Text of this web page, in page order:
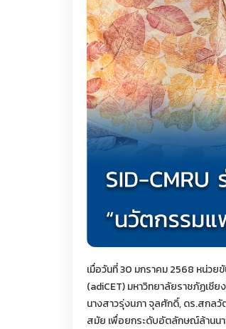
เมื่อวันที่ 30 มกราคม 2568 หน่วย
(adiCET) มหาวิทยาลัยราชภัฏเชี
นางสาวรุ่งนภา จุลศักดิ์, ดร.สกล
สมัย เพื่อยกระดับอัตลักษณ์ล้านนา